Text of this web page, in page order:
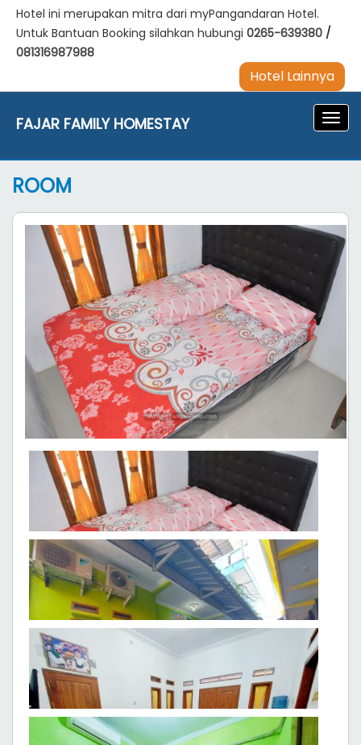
Hotel ini merupakan mitra dari myPangandaran Hotel.
Untuk Bantuan Booking silahkan hubungi 0265-639380 /
081316987988
Hotel Lainnya
FAJAR FAMILY HOMESTAY
ROOM